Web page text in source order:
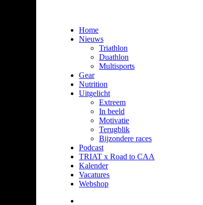
Home
Nieuws
Triathlon
Duathlon
Multisports
Gear
Nutrition
Uitgelicht
Extreem
In beeld
Motivatie
Terugblik
Bijzondere races
Podcast
TRIAT x Road to CAA
Kalender
Vacatures
Webshop